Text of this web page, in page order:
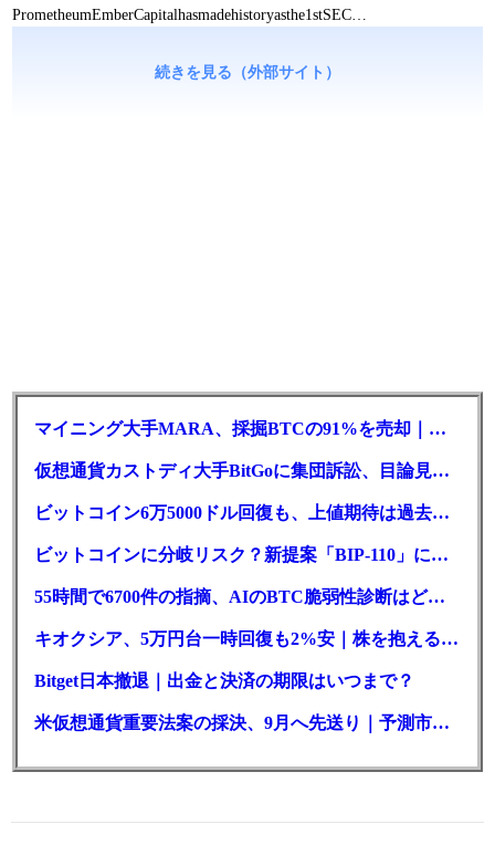
PrometheumEmberCapitalhasmadehistoryasthe1stSEC…
続きを見る（外部サイト）
マイニング大手MARA、採掘BTCの91%を売却｜純損失6億ドル
仮想通貨カストディ大手BitGoに集団訴訟、目論見書が争点に
ビットコイン6万5000ドル回復も、上値期待は過去最低の23%
ビットコインに分岐リスク？新提案「BIP-110」に期限迫る
55時間で6700件の指摘、AIのBTC脆弱性診断はどこまで本物か
キオクシア、5万円台一時回復も2%安｜株を抱える東芝は純利益30倍
Bitget日本撤退｜出金と決済の期限はいつまで？
米仮想通貨重要法案の採決、9月へ先送り｜予測市場の成立確率は14%に